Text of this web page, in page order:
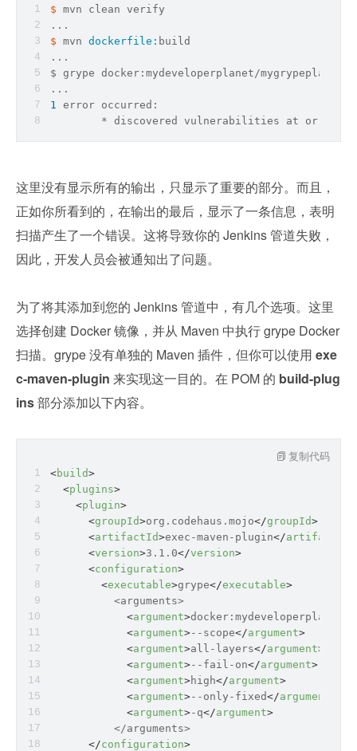
$ mvn clean verify
...
$ mvn dockerfile: build
...
$ grype docker:mydeveloperplanet/mygrypeplanet:
...
1 error occurred:
* discovered vulnerabilities at or
这里没有显示所有的输出，只显示了重要的部分。而且，
正如你所看到的，在输出的最后，显示了一条信息，表明
扫描产生了一个错误。这将导致你的 Jenkins 管道失败，
因此，开发人员会被通知出了问题。
为了将其添加到您的 Jenkins 管道中，有几个选项。这里
选择创建 Docker 镜像，并从 Maven 中执行 grype Docker
扫描。grype 没有单独的 Maven 插件，但你可以使用 exe
c-maven-plugin 来实现这一目的。在 POM 的 build-plug
ins 部分添加以下内容。
<build>
<plugins>
<plugin>
<groupId>org.codehaus.mojo</groupId>
<artifactId>exec-maven-plugin</artifactId
<version>3.1.0</version>
<configuration>
<executable>grype</executable>
          <
arguments>
<argument>
<argument>--scope</argument>
<argument>all-layers</argument>
<argument>--fail-on</argument>
<argument>high</argument>
<argument>--only-fixed</argument
<argument>-q</argument>
          </
arguments>
</configuration>
复制代码